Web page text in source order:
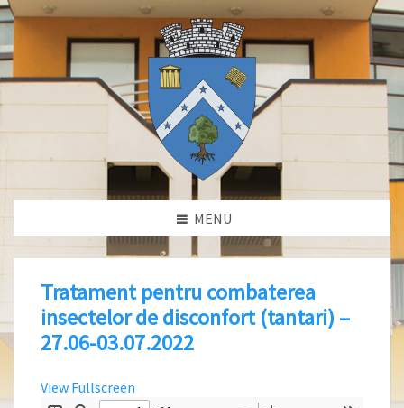
MENU
Tratament pentru combaterea
insectelor de disconfort (tantari) –
27.06-03.07.2022
View Fullscreen